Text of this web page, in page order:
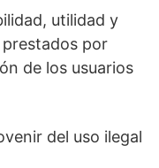
utilidad y
por
de los usuarios
del uso ilegal